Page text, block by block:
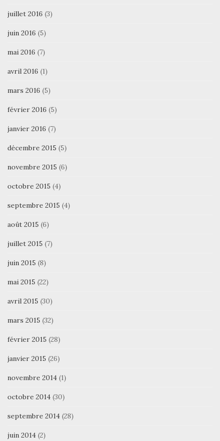
juillet 2016 (3)
juin 2016 (5)
mai 2016 (7)
avril 2016 (1)
mars 2016 (5)
février 2016 (5)
janvier 2016 (7)
décembre 2015 (5)
novembre 2015 (6)
octobre 2015 (4)
septembre 2015 (4)
août 2015 (6)
juillet 2015 (7)
juin 2015 (8)
mai 2015 (22)
avril 2015 (30)
mars 2015 (32)
février 2015 (28)
janvier 2015 (26)
novembre 2014 (1)
octobre 2014 (30)
septembre 2014 (28)
juin 2014 (2)